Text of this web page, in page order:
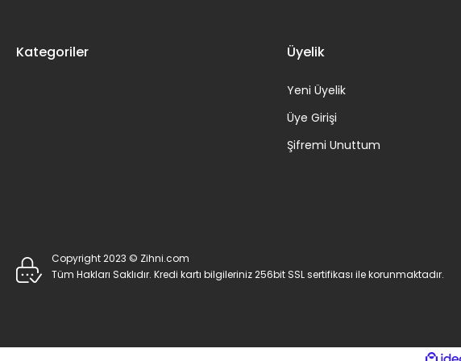
Kategoriler Üyelik
Yeni Üyelik
Üye Girişi
Şifremi Unuttum
Copyright 2023 © Zihni.com
Tüm Hakları Saklıdır. Kredi kartı bilgileriniz 256bit SSL sertifikası ile korunmaktadır.